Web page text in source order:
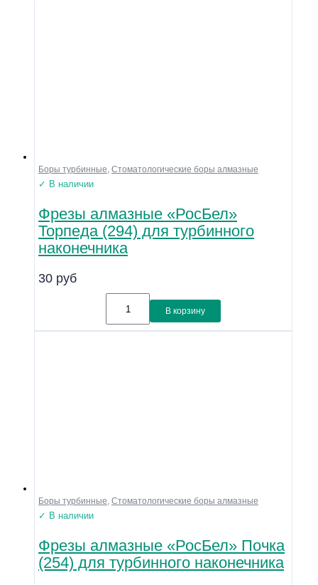
Боры турбинные, Стоматологические боры алмазные
✓ В наличии
Фрезы алмазные «РосБел»
Торпеда (294) для турбинного
наконечника
30 руб
В корзину
Боры турбинные, Стоматологические боры алмазные
✓ В наличии
Фрезы алмазные «РосБел» Почка
(254) для турбинного наконечника